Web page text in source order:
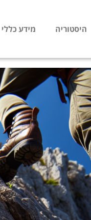
היסטוריה מידע כללי